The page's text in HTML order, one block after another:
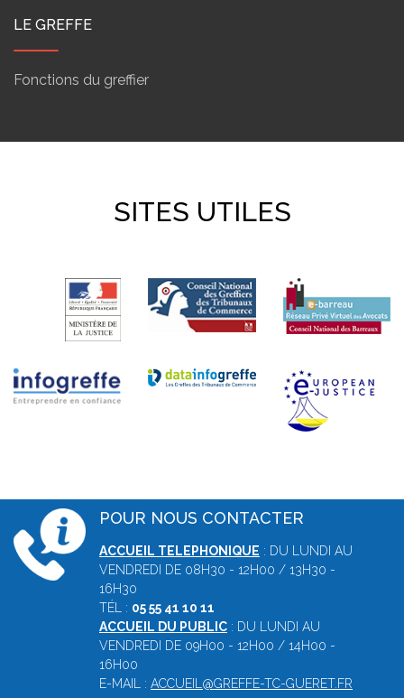
LE GREFFE
Fonctions du greffier
SITES UTILES
POUR NOUS CONTACTER
ACCUEIL TELEPHONIQUE : DU LUNDI AU
VENDREDI DE 08H30 - 12H00 / 13H30 -
16H30
TÉL : 05 55 41 10 11
ACCUEIL DU PUBLIC : DU LUNDI AU
VENDREDI DE 09H00 - 12H00 / 14H00 -
16H00
E-MAIL : ACCUEIL@GREFFE-TC-GUERET.FR